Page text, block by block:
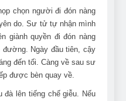
chọn người đi đón nàng
do. Sư tử tự nhận mình
giành quyền đi đón nàng
Ngày đầu tiên, cậy
đến tối. Càng về sau sư
được bèn quay về.
lên tiếng chế giễu. Nếu